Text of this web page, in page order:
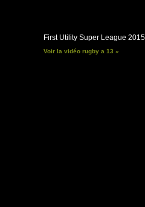
First Utility Super League
Voir la vidéo rugby a 13 »